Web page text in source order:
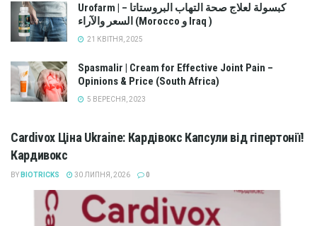
Urofarm | كبسولة لعلاج صحة التهاب البروستاتا –
السعر والآراء (Morocco و Iraq )
21 КВІТНЯ, 2025
Spasmalir | Cream for Effective Joint Pain –
Opinions & Price (South Africa)
5 ВЕРЕСНЯ, 2023
Cardivox Ціна Ukraine: Кардівокс Капсули від гіпертонії!
Кардивокс
BY BIOTRICKS 30 ЛИПНЯ, 2026 0